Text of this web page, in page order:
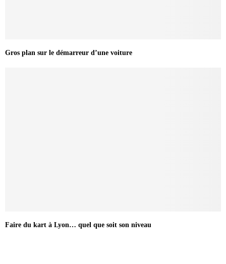
Gros plan sur le démarreur d’une voiture
Faire du kart à Lyon… quel que soit son niveau